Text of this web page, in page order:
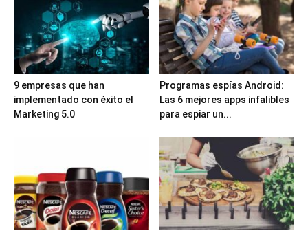
9 empresas que han
implementado con éxito el
Marketing 5.0
Programas espías Android:
Las 6 mejores apps infalibles
para espiar un...